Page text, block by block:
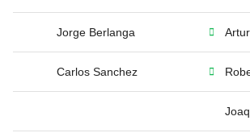
Jorge Berlanga
Carlos Sanchez